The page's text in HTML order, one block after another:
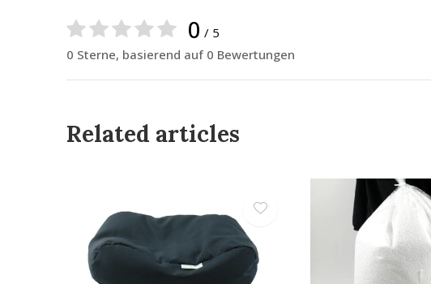
0 / 5
0 Sterne, basierend auf 0 Bewertungen
Related articles